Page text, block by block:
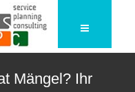
Mängel? Ihr